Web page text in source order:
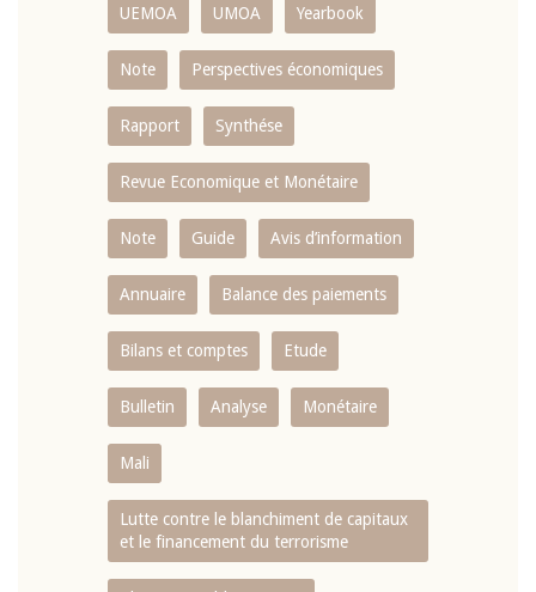
UEMOA UMOA Yearbook
Note Perspectives économiques
Rapport Synthése
Revue Economique et Monétaire
Note Guide Avis d’information
Annuaire Balance des paiements
Bilans et comptes Etude
Bulletin Analyse Monétaire
Mali
Lutte contre le blanchiment de capitaux
et le financement du terrorisme